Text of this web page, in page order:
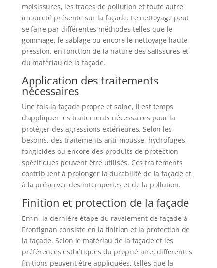
moisissures, les traces de pollution et toute autre
impureté présente sur la façade. Le nettoyage peut
se faire par différentes méthodes telles que le
gommage, le sablage ou encore le nettoyage haute
pression, en fonction de la nature des salissures et
du matériau de la façade.
Application des traitements
nécessaires
Une fois la façade propre et saine, il est temps
d’appliquer les traitements nécessaires pour la
protéger des agressions extérieures. Selon les
besoins, des traitements anti-mousse, hydrofuges,
fongicides ou encore des produits de protection
spécifiques peuvent être utilisés. Ces traitements
contribuent à prolonger la durabilité de la façade et
à la préserver des intempéries et de la pollution.
Finition et protection de la façade
Enfin, la dernière étape du ravalement de façade à
Frontignan consiste en la finition et la protection de
la façade. Selon le matériau de la façade et les
préférences esthétiques du propriétaire, différentes
finitions peuvent être appliquées, telles que la